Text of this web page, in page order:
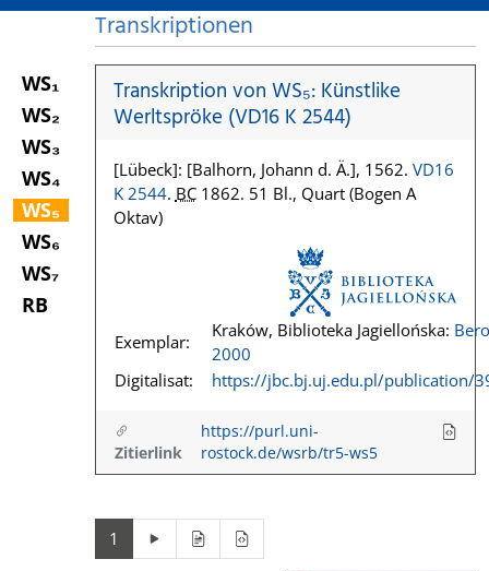
WS₁
WS₂
WS₃
WS₄
WS₅
WS₆
WS₇
RB
Transkriptionen
Transkription von WS₅: Künstlike
Werltspröke (VD16 K 2544)
[Lübeck]: [Balhorn, Johann d. Ä.], 1562. VD16
K 2544. BC1862. 51 Bl., Quart (Bogen A
Oktav)
Exemplar:
Kraków, Biblioteka Jagiellońska:
2000
Digitalisat:
https://jbc.bj.uj.edu.pl/publication/
Zitierlink
https://purl.uni-
rostock.de/wsrb/tr5-ws5
1